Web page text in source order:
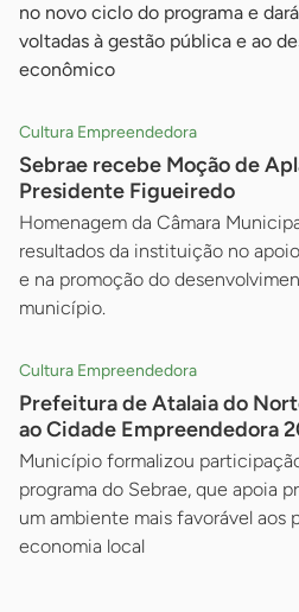
no novo ciclo do programa e
voltadas à gestão pública e ao
econômico
Cultura Empreendedora
Sebrae recebe Moção de
Presidente Figueiredo
Homenagem da Câmara
resultados da instituição no
e na promoção do
município.
Cultura Empreendedora
Prefeitura de Atalaia do
ao Cidade Empreendedora
Município formalizou
programa do Sebrae, que apoia
um ambiente mais favorável aos
economia local